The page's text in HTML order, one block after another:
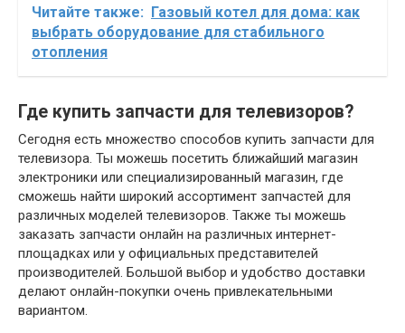
Читайте также: Газовый котел для дома: как
выбрать оборудование для стабильного
отопления
Где купить запчасти для телевизоров?
Сегодня есть множество способов купить запчасти для
телевизора. Ты можешь посетить ближайший магазин
электроники или специализированный магазин, где
сможешь найти широкий ассортимент запчастей для
различных моделей телевизоров. Также ты можешь
заказать запчасти онлайн на различных интернет-
площадках или у официальных представителей
производителей. Большой выбор и удобство доставки
делают онлайн-покупки очень привлекательными
вариантом.